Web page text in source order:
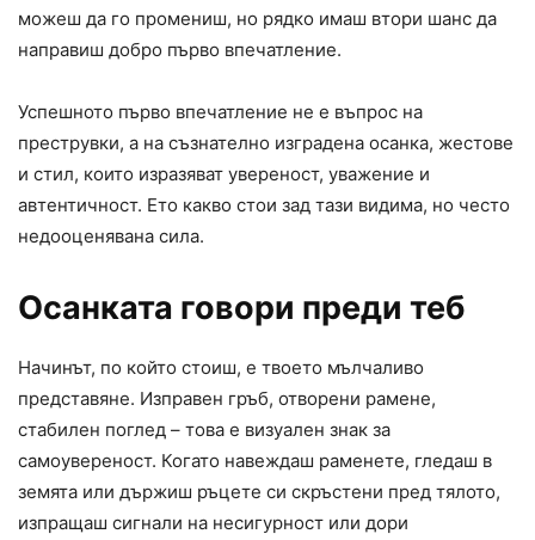
можеш да го промениш, но рядко имаш втори шанс да
направиш добро първо впечатление.
Успешното първо впечатление не е въпрос на
преструвки, а на съзнателно изградена осанка, жестове
и стил, които изразяват увереност, уважение и
автентичност. Ето какво стои зад тази видима, но често
недооценявана сила.
Осанката говори преди теб
Начинът, по който стоиш, е твоето мълчаливо
представяне. Изправен гръб, отворени рамене,
стабилен поглед – това е визуален знак за
самоувереност. Когато навеждаш раменете, гледаш в
земята или държиш ръцете си скръстени пред тялото,
изпращаш сигнали на несигурност или дори